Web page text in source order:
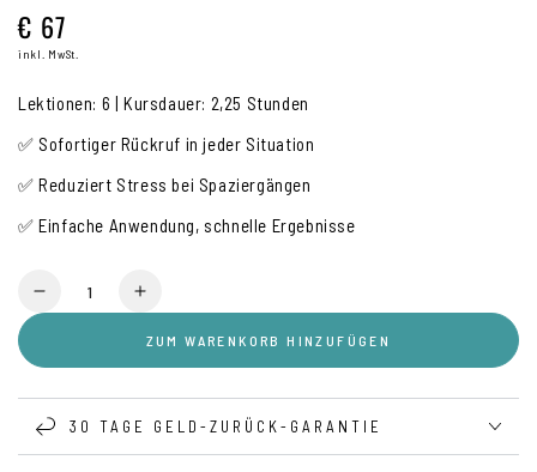
Regulärer
Preis
€ 67
inkl. MwSt.
Lektionen: 6 | Kursdauer: 2,25 Stunden
✅ Sofortiger Rückruf in jeder Situation
✅ Reduziert Stress bei Spaziergängen
✅ Einfache Anwendung, schnelle Ergebnisse
Verringere
Mit
dem
Bindungssignal
Erhöhe
Menge
Mit
dem
Bindungssignal
ZUM WARENKORB HINZUFÜGEN
30 TAGE GELD-ZURÜCK-GARANTIE